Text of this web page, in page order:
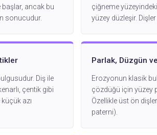
başlar, ancak bu
sonucudur.
çiğneme
yüzey düzleşir.
Diş ile
çentik gibi
azı
Parlak, Düzgün
Erozyonun klasik
çözdüğü için yüzey
Özellikle üst ön
paterni).